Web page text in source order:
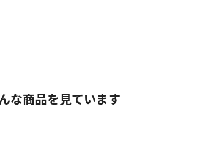
な商品を見ています